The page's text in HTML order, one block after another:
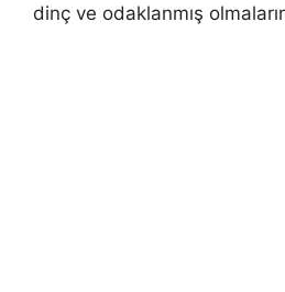
dinç ve odaklanmış